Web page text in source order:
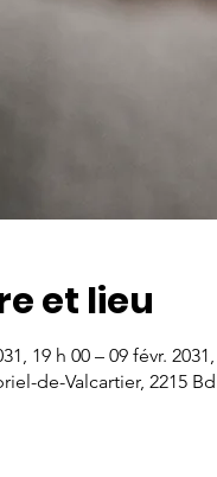
et lieu
19 h 00 – 09 févr.
de-Valcartier, 2215